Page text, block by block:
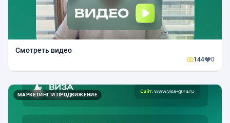
Смотреть видео
144 0
МАРКЕТИНГ И ПРОДВИЖЕНИЕ